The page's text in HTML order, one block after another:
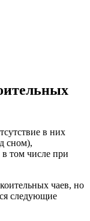
в них
сном),
в том числе при
чаев, но
следующие